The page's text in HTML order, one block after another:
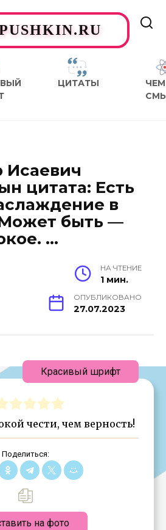
ЦИТАТЫ
ЧЕМ
Исаевич
цитата: Есть
в
быть —
…
НА ЧТЕНИЕ
1 мин.
ОПУБЛИКОВАНО
27.07.2023
чести, чем верность!
Поделиться:
на фото
Красивый шрифт